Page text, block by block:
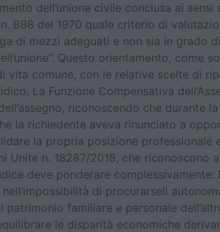
dell’unione civile conclusa ai sensi
898 del 1970 quale criterio di
di mezzi adeguati e non sia in grado
Questo orientamento, come
vita comune, con le relative scelte di
La Funzione Compensativa
riconoscendo che durante
la richiedente aveva rinunciato a
la propria posizione professionale
n. 18287/2018, che riconoscono
deve ponderare complessivamente:
di procurarseli
familiare e personale
le disparità economiche